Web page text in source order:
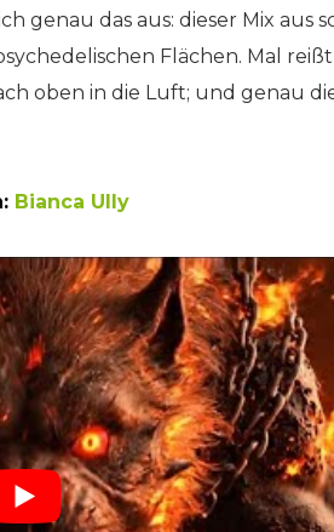
genau das aus: dieser Mix aus
Flächen. Mal
oben in die Luft; und genau
Bianca Ully